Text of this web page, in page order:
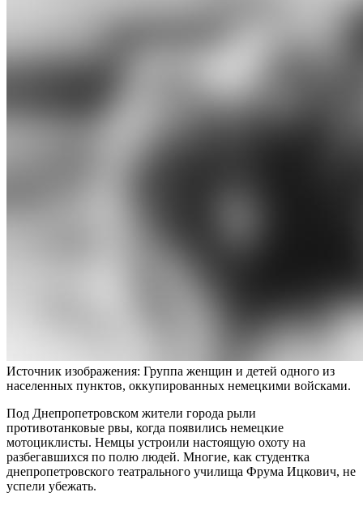
Источник изображения: Группа женщин и детей одного из
населенных пунктов, оккупированных немецкими войсками.
Под Днепропетровском жители города рыли
противотанковые рвы, когда появились немецкие
мотоциклисты. Немцы устроили настоящую охоту на
разбегавшихся по полю людей. Многие, как студентка
днепропетровского театрального училища Фрума Ицкович, не
успели убежать.